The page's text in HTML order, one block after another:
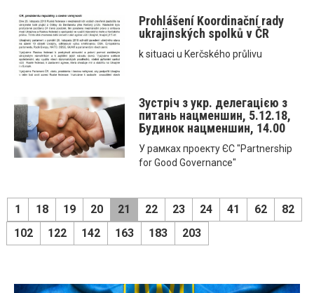
Prohlášení Koordinační rady
ukrajinských spolků v ČR
k situaci u Kerčského průlivu
Зустріч з укр. делегацією з
питань нацменшин, 5.12.18,
Будинок нацменшин, 14.00
У рамках проекту ЄС "Partnership
for Good Governance"
1 18 19 20 21 22 23 24 41 62
82
102
122 142 163 183 203